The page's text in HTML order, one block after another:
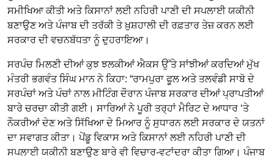
ਸਮੀਖਿਆ ਕੀਤੀ ਅਤੇ ਕਿਸਾਨਾਂ ਲਈ ਨਹਿਰੀ ਪਾਣੀ ਦੀ ਸਪਲਾਈ ਯਕੀਨੀ
ਬਣਾਉਣ ਅਤੇ ਪੰਜਾਬ ਦੀ ਤਰੱਕੀ ਤੇ ਖ਼ੁਸ਼ਹਾਲੀ ਦੀ ਰਫ਼ਤਾਰ ਤੇਜ਼ ਕਰਨ ਲਈ
ਸਰਕਾਰ ਦੀ ਵਚਨਬੱਧਤਾ ਨੂੰ ਦੁਹਰਾਇਆ।
ਸਰਪੰਚ ਮਿਲਣੀ ਦੀਆਂ ਕੁਝ ਝਲਕੀਆਂ ਐਕਸ ਉੱਤੇ ਸਾਂਝੀਆਂ ਕਰਦਿਆਂ ਮੁੱਖ
ਮੰਤਰੀ ਭਗਵੰਤ ਸਿੰਘ ਮਾਨ ਨੇ ਕਿਹਾ: “ਰਾਮਪੁਰਾ ਫੂਲ ਅਤੇ ਤਲਵੰਡੀ ਸਾਬੋ ਦੇ
ਸਰਪੰਚਾਂ ਅਤੇ ਪੰਚਾਂ ਨਾਲ ਮੀਟਿੰਗ ਦੌਰਾਨ ਪੰਜਾਬ ਸਰਕਾਰ ਦੀਆਂ ਪ੍ਰਾਪਤੀਆਂ
ਬਾਰੇ ਚਰਚਾ ਕੀਤੀ ਗਈ। ਸਾਰਿਆਂ ਨੇ ਪੂਰੀ ਤਰ੍ਹਾਂ ਮੈਰਿਟ ਦੇ ਆਧਾਰ ‘ਤੇ
ਨੌਕਰੀਆਂ ਦੇਣ ਅਤੇ ਸਿੱਖਿਆ ਦੇ ਮਿਆਰ ਨੂੰ ਸੁਧਾਰਨ ਲਈ ਸਰਕਾਰ ਦੇ ਯਤਨਾਂ
ਦਾ ਸਵਾਗਤ ਕੀਤਾ। ਪੇਂਡੂ ਵਿਕਾਸ ਅਤੇ ਕਿਸਾਨਾਂ ਲਈ ਨਹਿਰੀ ਪਾਣੀ ਦੀ
ਸਪਲਾਈ ਯਕੀਨੀ ਬਣਾਉਣ ਬਾਰੇ ਵੀ ਵਿਚਾਰ-ਵਟਾਂਦਰਾ ਕੀਤਾ ਗਿਆ। ਪੰਜਾਬ